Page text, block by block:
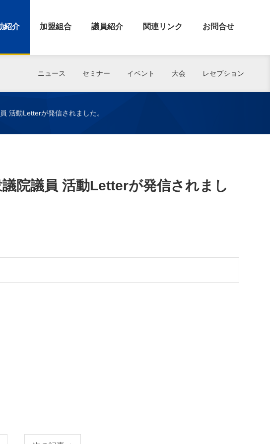
紹介 加盟組合 議員紹介 関連リンク お問合せ
ニュース セミナー イベント 大会 レセプション
活動Letterが発信されました。
院議員 活動Letterが発信されまし